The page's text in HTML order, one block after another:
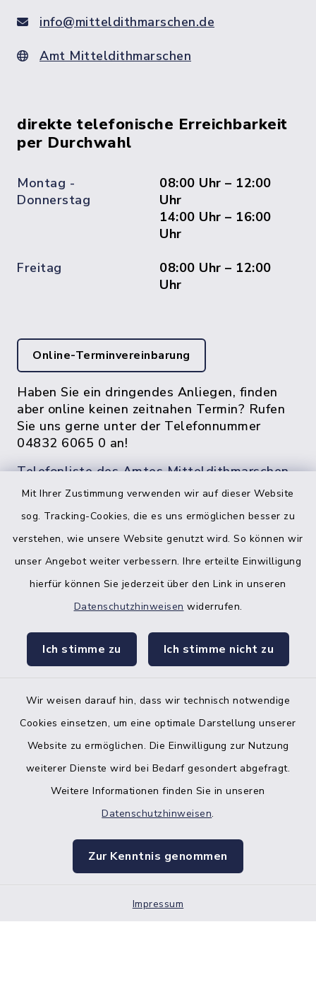
Mit Ihrer Zustimmung verwenden wir auf dieser Website
sog. Tracking-Cookies, die es uns ermöglichen besser zu
verstehen, wie unsere Website genutzt wird. So können wir
unser Angebot weiter verbessern. Ihre erteilte Einwilligung
hierfür können Sie jederzeit über den Link in unseren
Datenschutzhinweisen widerrufen.
Ich stimme zu Ich stimme nicht zu
Wir weisen darauf hin, dass wir technisch notwendige
Cookies einsetzen, um eine optimale Darstellung unserer
Website zu ermöglichen. Die Einwilligung zur Nutzung
weiterer Dienste wird bei Bedarf gesondert abgefragt.
Weitere Informationen finden Sie in unseren
Datenschutzhinweisen.
Zur Kenntnis genommen
Impressum
info@mitteldithmarschen.de
Amt Mitteldithmarschen
direkte telefonische Erreichbarkeit
per Durchwahl
Montag -
Donnerstag
08:00 Uhr – 12:00
Uhr
14:00 Uhr – 16:00
Uhr
Freitag
08:00 Uhr – 12:00
Uhr
Online-Terminvereinbarung
Haben Sie ein dringendes Anliegen, finden
aber online keinen zeitnahen Termin? Rufen
Sie uns gerne unter der Telefonnummer
04832 6065 0 an!
Telefonliste des Amtes Mitteldithmarschen
facebook
Bankverbindung der Amtskasse
Barrierefreiheit
Impressum
Sitemap